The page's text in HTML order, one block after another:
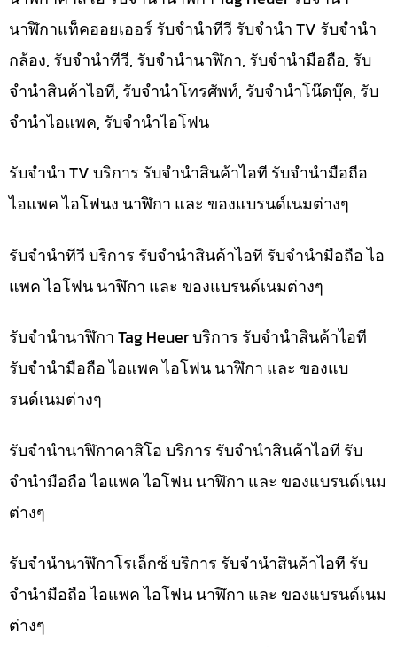
นาฬิกาแท็คฮอยเออร์ รับจำนำทีวี รับจำนำ TV รับจำนำ
กล้อง, รับจำนำทีวี, รับจำนำนาฬิกา, รับจำนำมือถือ, รับ
จำนำสินค้าไอที, รับจำนำโทรศัพท์, รับจำนำโน๊ดบุ๊ค, รับ
จำนำไอแพค, รับจำนำไอโฟน
รับจำนำ TV บริการ รับจำนำสินค้าไอที รับจำนำมือถือ
ไอแพค ไอโฟนง นาฬิกา และ ของแบรนด์เนมต่างๆ
รับจำนำทีวี บริการ รับจำนำสินค้าไอที รับจำนำมือถือ ไอ
แพค ไอโฟน นาฬิกา และ ของแบรนด์เนมต่างๆ
รับจำนำนาฬิกา Tag Heuer บริการ รับจำนำสินค้าไอที
รับจำนำมือถือ ไอแพค ไอโฟน นาฬิกา และ ของแบ
รนด์เนมต่างๆ
รับจำนำนาฬิกาคาสิโอ บริการ รับจำนำสินค้าไอที รับ
จำนำมือถือ ไอแพค ไอโฟน นาฬิกา และ ของแบรนด์เนม
ต่างๆ
รับจำนำนาฬิกาโรเล็กซ์ บริการ รับจำนำสินค้าไอที รับ
จำนำมือถือ ไอแพค ไอโฟน นาฬิกา และ ของแบรนด์เนม
ต่างๆ